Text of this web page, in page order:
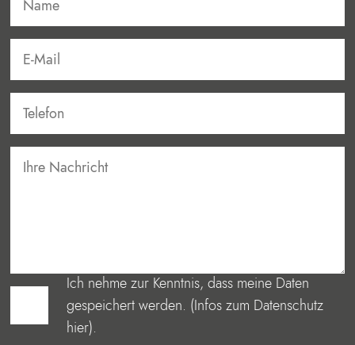
Ich nehme zur Kenntnis, dass meine Daten
gespeichert werden. (Infos zum Datenschutz
hier).